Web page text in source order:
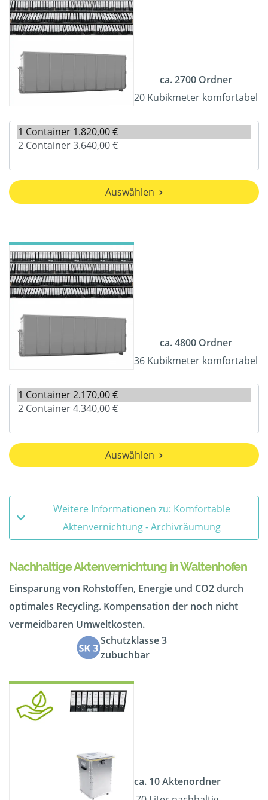
ca. 2700 Ordner
20 Kubikmeter komfortabel
Auswählen
ca. 4800 Ordner
36 Kubikmeter komfortabel
Auswählen
Weitere Informationen zu: Komfortable
Aktenvernichtung - Archivräumung
Nachhaltige Aktenvernichtung in Waltenhofen
Einsparung von Rohstoffen, Energie und CO2 durch
optimales Recycling. Kompensation der noch nicht
vermeidbaren Umweltkosten.
Schutzklasse 3
zubuchbar
ca. 10 Aktenordner